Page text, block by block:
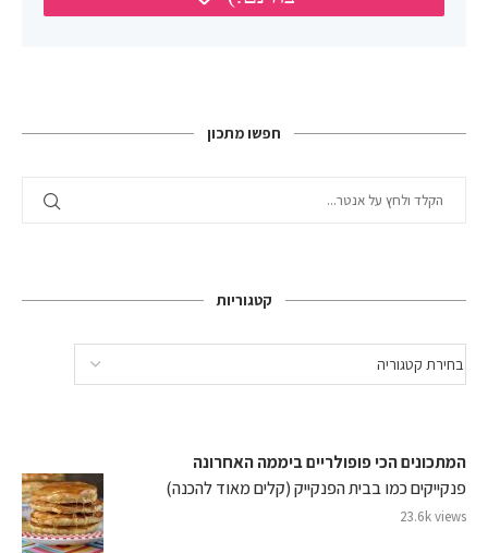
חפשו מתכון
קטגוריות
המתכונים הכי פופולריים ביממה האחרונה
פנקייקים כמו בבית הפנקייק (קלים מאוד להכנה)
23.6k views